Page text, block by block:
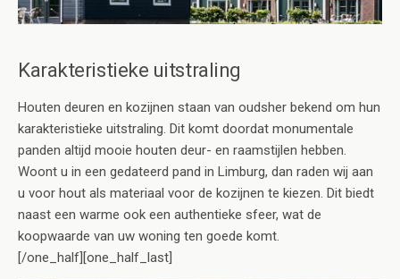
Karakteristieke uitstraling
Houten deuren en kozijnen staan van oudsher bekend om hun
karakteristieke uitstraling. Dit komt doordat monumentale
panden altijd mooie houten deur- en raamstijlen hebben.
Woont u in een gedateerd pand in Limburg, dan raden wij aan
u voor hout als materiaal voor de kozijnen te kiezen. Dit biedt
naast een warme ook een authentieke sfeer, wat de
koopwaarde van uw woning ten goede komt.
[/one_half][one_half_last]